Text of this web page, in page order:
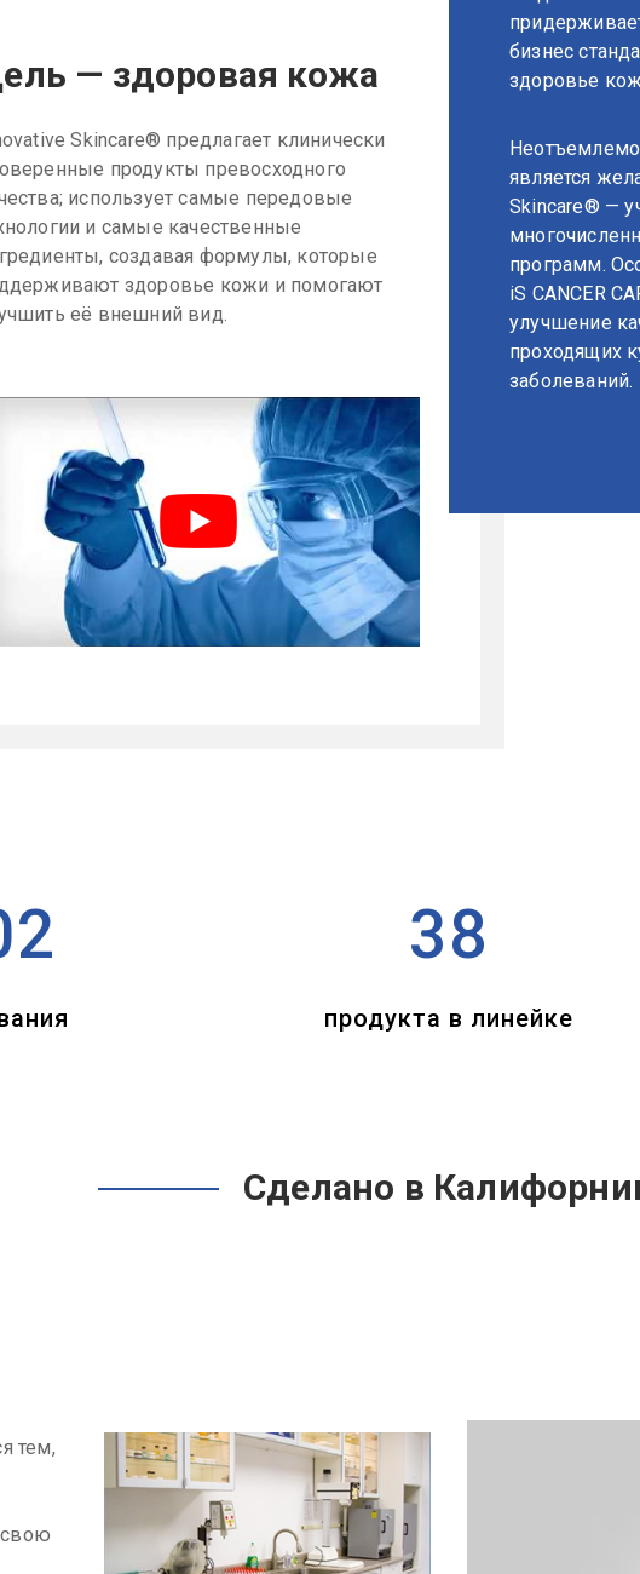
бизнес
здоровье
является
Skincare® —
программ.
iS CANCER
улучшение
проходящих
заболеваний.
— здоровая кожа
Skincare® предлагает клинически
продукты превосходного
использует самые передовые
и самые качественные
создавая формулы, которые
здоровье кожи и помогают
её внешний вид.
38
продукта в линейке
Сделано в
тем,
свою